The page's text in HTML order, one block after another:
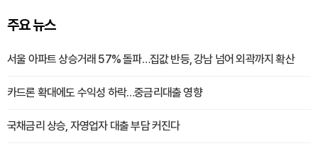
주요 뉴스
서울 아파트 상승거래 57% 돌파…집값 반등, 강남 넘어 외곽까지 확산
카드론 확대에도 수익성 하락…중금리대출 영향
국채금리 상승, 자영업자 대출 부담 커진다